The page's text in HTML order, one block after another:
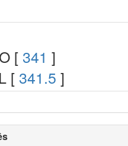
[ 341 ]
[ 341.5 ]